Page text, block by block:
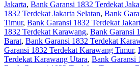
Jakarta, Bank Garansi 1832 Terdekat
1832 Terdekat Jakarta Selatan, Bank
Timur, Bank Garansi 1832 Terdekat
1832 Terdekat Karawang, Bank Garansi
Barat, Bank Garansi 1832 Terdekat
Garansi 1832 Terdekat Karawang Timur,
Terdekat Karawang Utara, Bank Garansi